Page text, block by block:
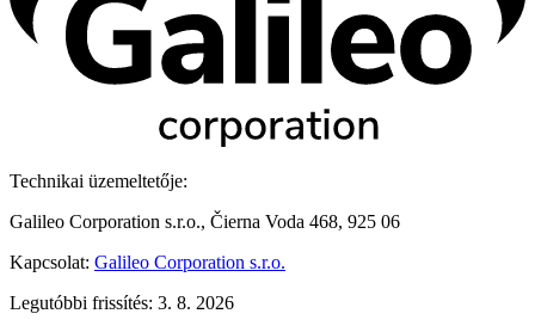
Technikai üzemeltetője:
Galileo Corporation s.r.o., Čierna Voda 468, 925 06
Kapcsolat: Galileo Corporation s.r.o.
Legutóbbi frissítés: 3. 8. 2026